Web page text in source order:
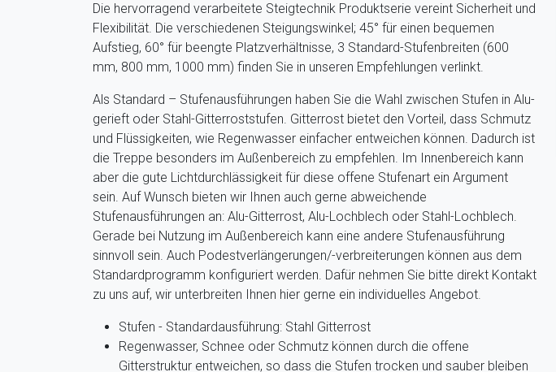
Die hervorragend verarbeitete Steigtechnik Produktserie vereint Sicherheit und
Flexibilität. Die verschiedenen Steigungswinkel; 45° für einen bequemen
Aufstieg, 60° für beengte Platzverhältnisse, 3 Standard-Stufenbreiten (600
mm, 800 mm, 1000 mm) finden Sie in unseren Empfehlungen verlinkt.
Als Standard – Stufenausführungen haben Sie die Wahl zwischen Stufen in Alu-
gerieft oder Stahl-Gitterroststufen. Gitterrost bietet den Vorteil, dass Schmutz
und Flüssigkeiten, wie Regenwasser einfacher entweichen können. Dadurch ist
die Treppe besonders im Außenbereich zu empfehlen. Im Innenbereich kann
aber die gute Lichtdurchlässigkeit für diese offene Stufenart ein Argument
sein. Auf Wunsch bieten wir Ihnen auch gerne abweichende
Stufenausführungen an: Alu-Gitterrost, Alu-Lochblech oder Stahl-Lochblech.
Gerade bei Nutzung im Außenbereich kann eine andere Stufenausführung
sinnvoll sein. Auch Podestverlängerungen/-verbreiterungen können aus dem
Standardprogramm konfiguriert werden. Dafür nehmen Sie bitte direkt Kontakt
zu uns auf, wir unterbreiten Ihnen hier gerne ein individuelles Angebot.
Stufen - Standardausführung: Stahl Gitterrost
Regenwasser, Schnee oder Schmutz können durch die offene
Gitterstruktur entweichen, so dass die Stufen trocken und sauber bleiben